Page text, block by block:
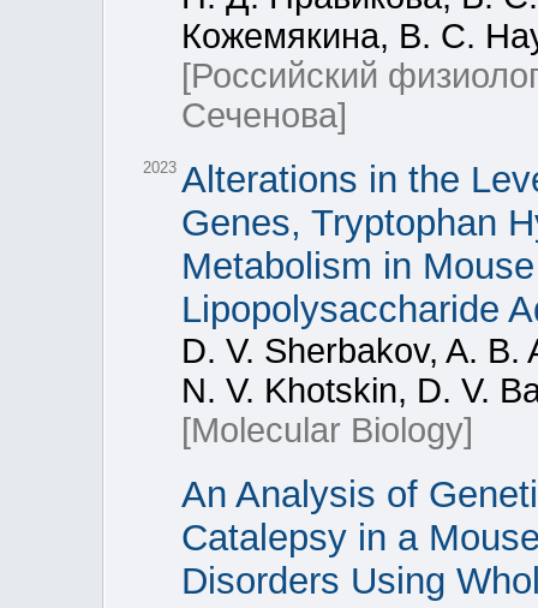
Кожемякина, В. С.
[Российский
Сеченова]
2023 Alterations in the
Genes, Tryptophan
Metabolism in
Lipopolysaccharide
D. V. Sherbakov, A. B.
N. V. Khotskin, D. V.
[Molecular Biology]
An Analysis of
Catalepsy in a
Disorders Using